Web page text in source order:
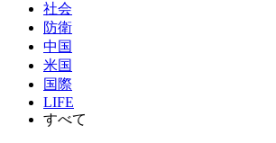
社会
防衛
中国
米国
国際
LIFE
すべて